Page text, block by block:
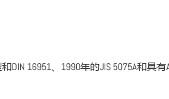
DIN 16951、 1990年的JIS 5075A和具有